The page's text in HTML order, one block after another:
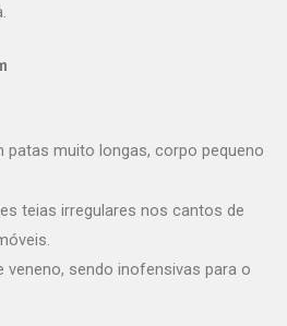
patas muito longas, corpo pequeno
teias irregulares nos cantos de
veneno, sendo inofensivas para o